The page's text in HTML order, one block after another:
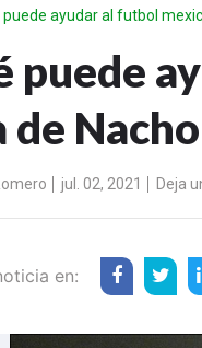
puede ayudar al futbol
puede
de
jul. 02, 2021 Deja
en: